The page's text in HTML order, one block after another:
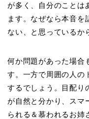
が多く、自分のことは
ます。なぜなら本音を
ない、と思っているか
何か問題があった場合
す。一方で周囲の人の
するでしょう。目配り
が自然と分かり、スマ
られる＆慕われるお姉